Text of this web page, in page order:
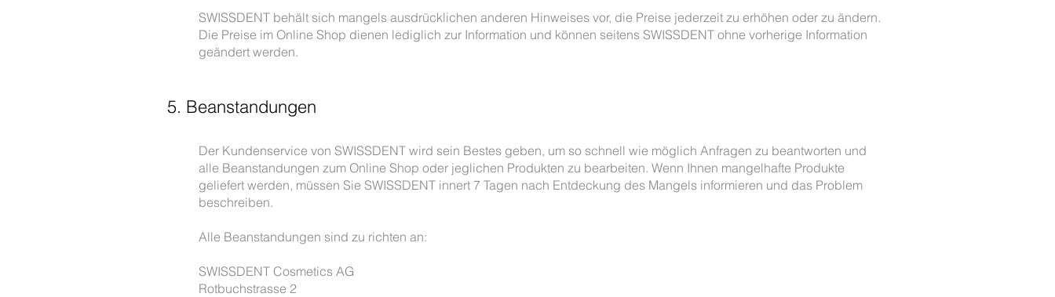
SWISSDENT behält sich mangels ausdrücklichen anderen Hinweises vor, die Preise jederzeit zu erhöhen oder zu ändern.
Die Preise im Online Shop dienen lediglich zur Information und können seitens SWISSDENT ohne vorherige Information
geändert werden.
5. Beanstandungen
Der Kundenservice von SWISSDENT wird sein Bestes geben, um so schnell wie möglich Anfragen zu beantworten und
alle Beanstandungen zum Online Shop oder jeglichen Produkten zu bearbeiten. Wenn Ihnen mangelhafte Produkte
geliefert werden, müssen Sie SWISSDENT innert 7 Tagen nach Entdeckung des Mangels informieren und das Problem
beschreiben.
Alle Beanstandungen sind zu richten an:
SWISSDENT Cosmetics AG
Rotbuchstrasse 2